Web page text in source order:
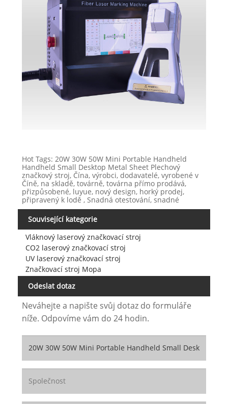
Hot Tags: 20W 30W 50W Mini Portable Handheld
Handheld Small Desktop Metal Sheet Plechový
značkový stroj, Čína, výrobci, dodavatelé, vyrobené v
Číně, na skladě, továrně, továrna přímo prodává,
přizpůsobené, luyue, nový design, horký prodej,
připravený k lodě , Snadná otestování, snadné
Související kategorie
Vláknový laserový značkovací stroj
CO2 laserový značkovací stroj
UV laserový značkovací stroj
Značkovací stroj Mopa
Odeslat dotaz
Neváhejte a napište svůj dotaz do formuláře
níže. Odpovíme vám do 24 hodin.